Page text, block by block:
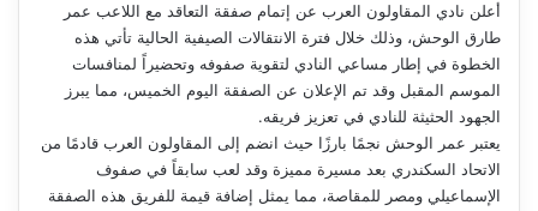
أعلن نادي المقاولون العرب عن إتمام صفقة التعاقد مع اللاعب عمر
طارق الوحش، وذلك خلال فترة الانتقالات الصيفية الحالية تأتي هذه
الخطوة في إطار مساعي النادي لتقوية صفوفه وتحضيراً لمنافسات
الموسم المقبل وقد تم الإعلان عن الصفقة اليوم الخميس، مما يبرز
الجهود الحثيثة للنادي في تعزيز فريقه.
يعتبر عمر الوحش نجمًا بارزًا حيث انضم إلى المقاولون العرب قادمًا من
الاتحاد السكندري بعد مسيرة مميزة وقد لعب سابقاً في صفوف
الإسماعيلي ومصر للمقاصة، مما يمثل إضافة قيمة للفريق هذه الصفقة